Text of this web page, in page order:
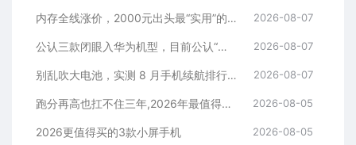
内存全线涨价，2000元出头最“实用”的三款512GB手机 2026-08-07
公认三款闭眼入华为机型，目前公认“最香”，可以流畅用四年 2026-08-07
别乱吹大电池，实测 8 月手机续航排行榜！ 2026-08-07
跑分再高也扛不住三年,2026年最值得长期用的5款手机 2026-08-05
2026更值得买的3款小屏手机 2026-08-05